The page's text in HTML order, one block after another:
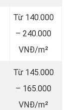
Từ 140.000
– 240.000
VNĐ/m²
Từ 145.000
– 165.000
VNĐ/m²